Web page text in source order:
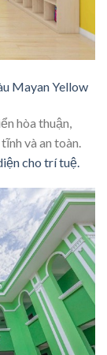
Mayan Yellow
hòa thuận,
và an toàn.
cho trí tuệ.